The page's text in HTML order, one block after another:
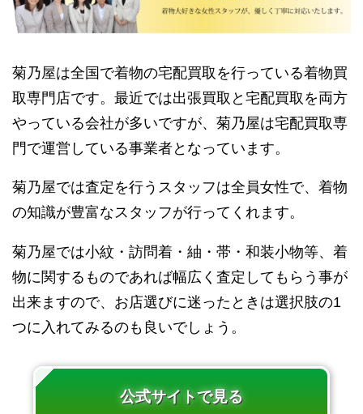
菊乃屋は全国で着物の宅配買取を行っている着物買
取専門店です。最近では出張買取と宅配買取を両方
やっている会社が多いですが、菊乃屋は宅配買取専
門で運営している事業者となっています。
菊乃屋では査定を行うスタッフは全員女性で、着物
の知識が豊富なスタッフが行ってくれます。
菊乃屋では小紋・訪問着・紬・帯・和装小物等、着
物に関するものであれば幅広く査定してもらう事が
出来ますので、お店選びに迷ったときは選択肢の1
つに入れてみるのも良いでしょう。
公式サイトで見る